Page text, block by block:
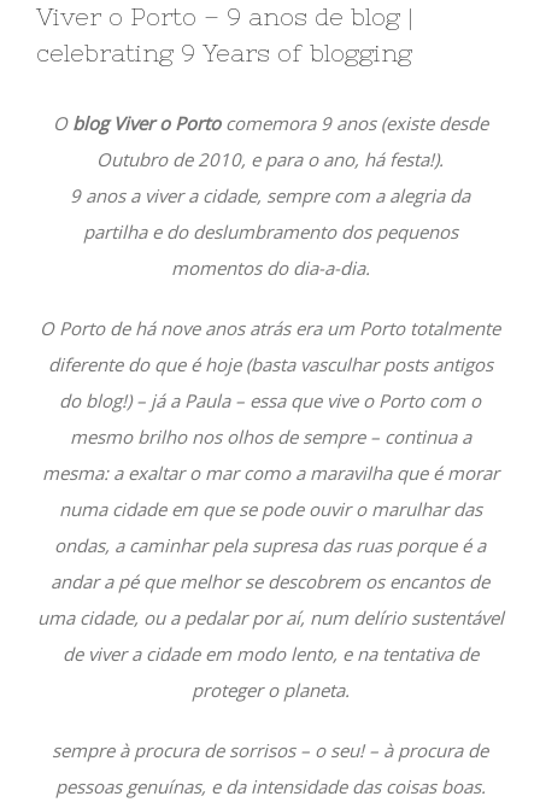
Viver o Porto – 9 anos de blog |
celebrating 9 Years of blogging
O blog Viver o Portocomemora 9 anos (existe desde
Outubro de 2010, e para o ano, há festa!).
9 anos a viver a cidade, sempre com a alegria da
partilha e do deslumbramento dos pequenos
momentos do dia-a-dia.
O Porto de há nove anos atrás era um Porto totalmente
diferente do que é hoje (basta vasculhar posts antigos
do blog!) – já a Paula – essa que vive o Porto com o
mesmo brilho nos olhos de sempre – continua a
mesma: a exaltar o mar como a maravilha que é morar
numa cidade em que se pode ouvir o marulhar das
ondas, a caminhar pela supresa das ruas porque é a
andar a pé que melhor se descobrem os encantos de
uma cidade, ou a pedalar por aí, num delírio sustentável
de viver a cidade em modo lento, e na tentativa de
proteger o planeta.
sempre à procura de sorrisos – o seu! – à procura de
pessoas genuínas, e da intensidade das coisas boas.